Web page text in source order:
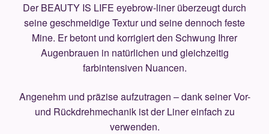
Der BEAUTY IS LIFE eyebrow-liner überzeugt durch
seine geschmeidige Textur und seine dennoch feste
Mine. Er betont und korrigiert den Schwung Ihrer
Augenbrauen in natürlichen und gleichzeitig
farbintensiven Nuancen.
Angenehm und präzise aufzutragen – dank seiner Vor-
und Rückdrehmechanik ist der Liner einfach zu
verwenden.